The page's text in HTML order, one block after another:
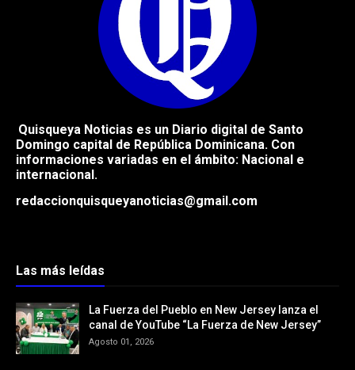
Quisqueya Noticias es un Diario digital de Santo
Domingo capital de República Dominicana. Con
informaciones variadas en el ámbito: Nacional e
internacional.
redaccionquisqueyanoticias@gmail.com
Las más leídas
La Fuerza del Pueblo en New Jersey lanza el
canal de YouTube “La Fuerza de New Jersey”
Agosto 01, 2026